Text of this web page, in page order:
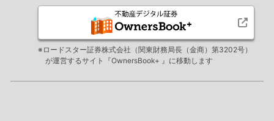
※ロードスター証券株式会社（関東財務局長（金商）第3202号）
が運営するサイト『OwnersBook+ 』に移動します